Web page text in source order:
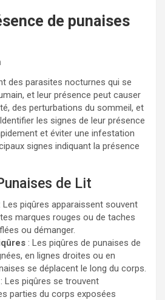
de punaises
des parasites nocturnes qui se
et leur présence peut causer
des perturbations du sommeil, et
les signes de leur présence
et éviter une infestation
signes indiquant la présence
de Lit
Les piqûres apparaissent souvent
marques rouges ou de taches
ou démanger.
: Les piqûres de punaises de
en lignes droites ou en
se déplacent le long du corps.
: Les piqûres se trouvent
parties du corps exposées